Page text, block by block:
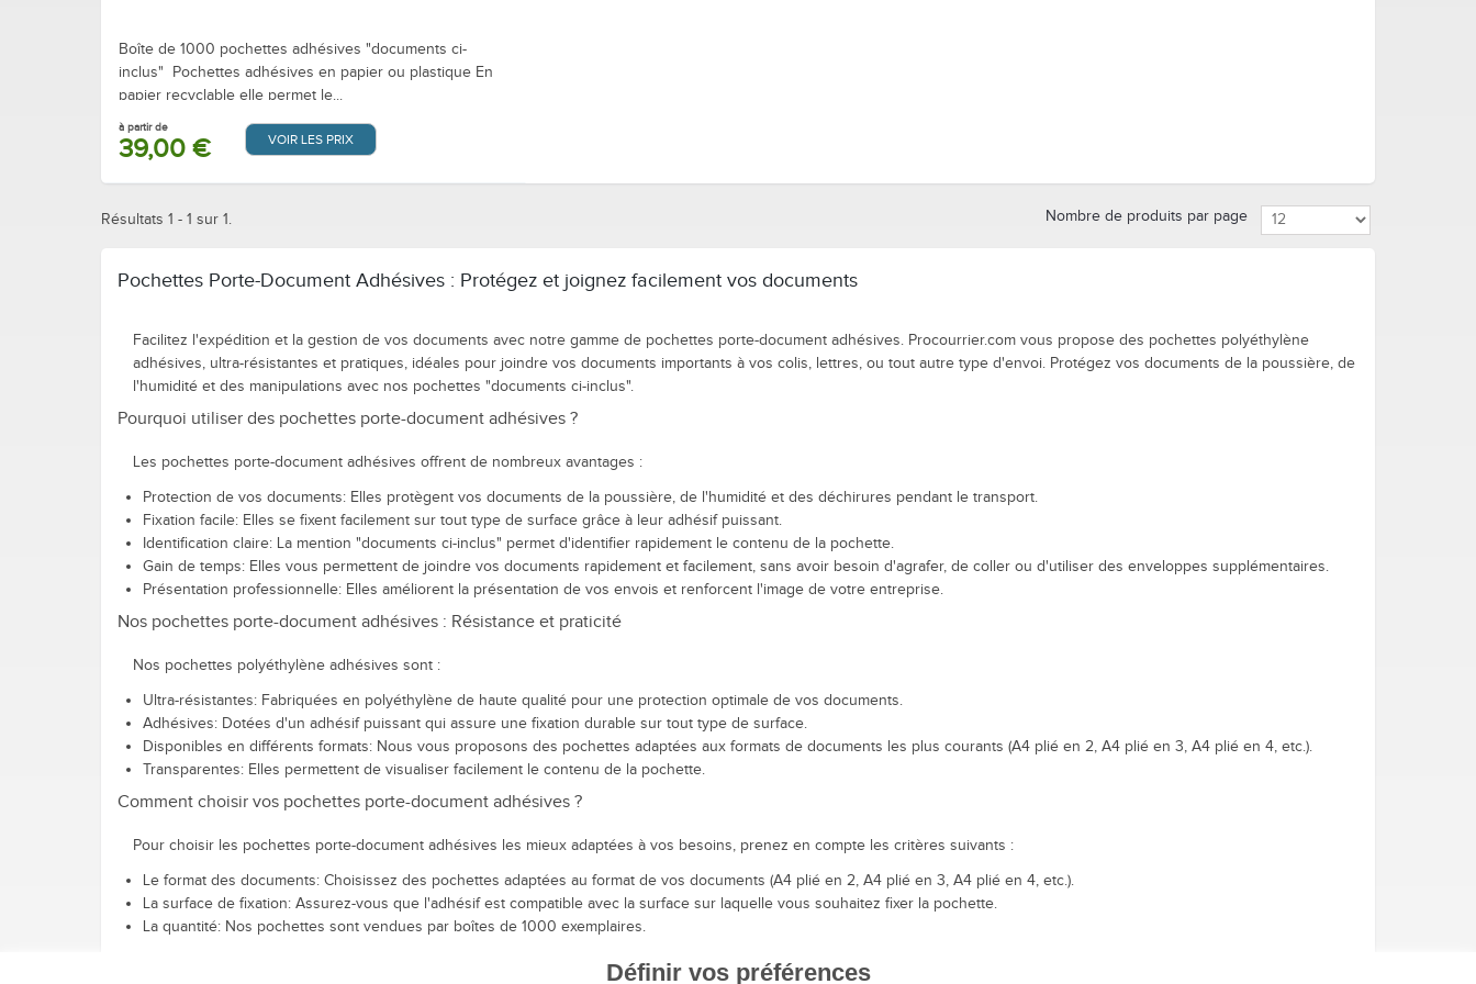
Boîte de 1000 pochettes adhésives "documents ci-
inclus" Pochettes adhésives en papier ou plastique En
papier recyclable elle permet le...
à partir de
39,00 € VOIR LES PRIX
Résultats 1 - 1 sur 1. Nombre de produits par page
Pochettes Porte-Document Adhésives : Protégez et joignez facilement vos documents
Facilitez l'expédition et la gestion de vos documents avec notre gamme de pochettes porte-document adhésives. Procourrier.com vous propose des pochettes polyéthylène
adhésives, ultra-résistantes et pratiques, idéales pour joindre vos documents importants à vos colis, lettres, ou tout autre type d'envoi. Protégez vos documents de la poussière, de
l'humidité et des manipulations avec nos pochettes "documents ci-inclus".
Pourquoi utiliser des pochettes porte-document adhésives ?
Les pochettes porte-document adhésives offrent de nombreux avantages :
Protection de vos documents: Elles protègent vos documents de la poussière, de l'humidité et des déchirures pendant le transport.
Fixation facile: Elles se fixent facilement sur tout type de surface grâce à leur adhésif puissant.
Identification claire: La mention "documents ci-inclus" permet d'identifier rapidement le contenu de la pochette.
Gain de temps: Elles vous permettent de joindre vos documents rapidement et facilement, sans avoir besoin d'agrafer, de coller ou d'utiliser des enveloppes supplémentaires.
Présentation professionnelle: Elles améliorent la présentation de vos envois et renforcent l'image de votre entreprise.
Nos pochettes porte-document adhésives : Résistance et praticité
Nos pochettes polyéthylène adhésives sont :
Ultra-résistantes: Fabriquées en polyéthylène de haute qualité pour une protection optimale de vos documents.
Adhésives: Dotées d'un adhésif puissant qui assure une fixation durable sur tout type de surface.
Disponibles en différents formats: Nous vous proposons des pochettes adaptées aux formats de documents les plus courants (A4 plié en 2, A4 plié en 3, A4 plié en 4, etc.).
Transparentes: Elles permettent de visualiser facilement le contenu de la pochette.
Comment choisir vos pochettes porte-document adhésives ?
Pour choisir les pochettes porte-document adhésives les mieux adaptées à vos besoins, prenez en compte les critères suivants :
Le format des documents: Choisissez des pochettes adaptées au format de vos documents (A4 plié en 2, A4 plié en 3, A4 plié en 4, etc.).
La surface de fixation: Assurez-vous que l'adhésif est compatible avec la surface sur laquelle vous souhaitez fixer la pochette.
La quantité: Nos pochettes sont vendues par boîtes de 1000 exemplaires.
Définir vos préférences